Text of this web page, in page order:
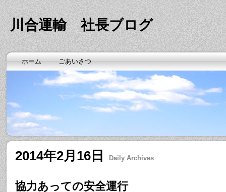
川合運輸 社長ブログ
ホーム ごあいさつ
2014年2月16日 Daily Archives
協力あっての安全運行